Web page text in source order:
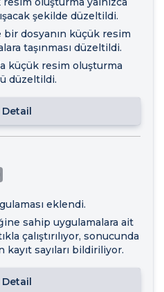
şekilde düzeltildi.
dosyanın küçük resim
taşınması düzeltildi.
küçük resim oluşturma
düzeltildi.
Detail
eklendi.
sahip uygulamalara ait
çalıştırılıyor, sonucunda
sayıları bildiriliyor.
Detail